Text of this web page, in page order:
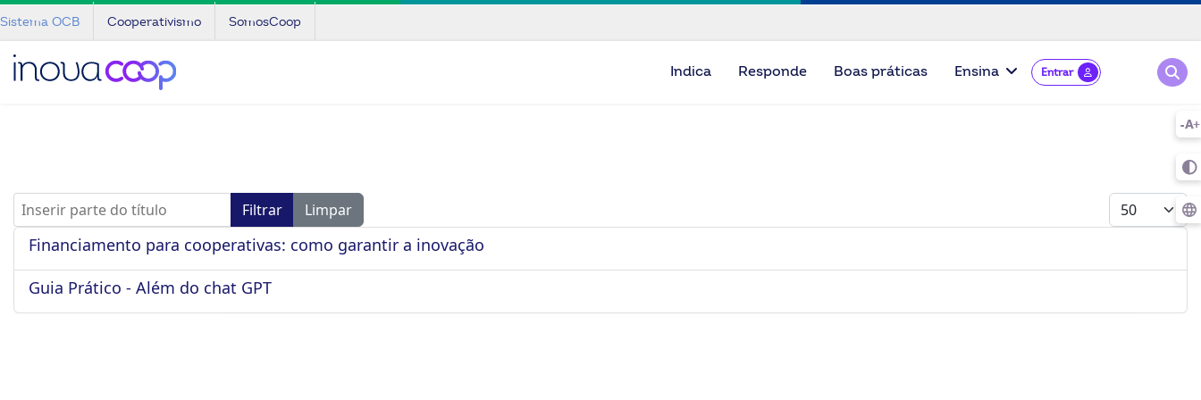
Sistema OCB Cooperativismo SomosCoop
Indica Responde Boas práticas Ensina Entrar
Inserir parte do título Filtrar Limpar Mostrar #
Financiamento para cooperativas: como garantir a inovação
Guia Prático - Além do chat GPT